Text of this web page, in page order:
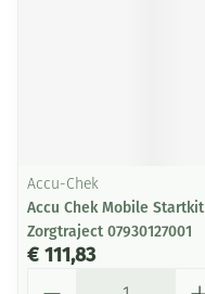
Accu-Chek
Accu Chek Mobile Startkit
Zorgtraject 07930127001
€ 111,83